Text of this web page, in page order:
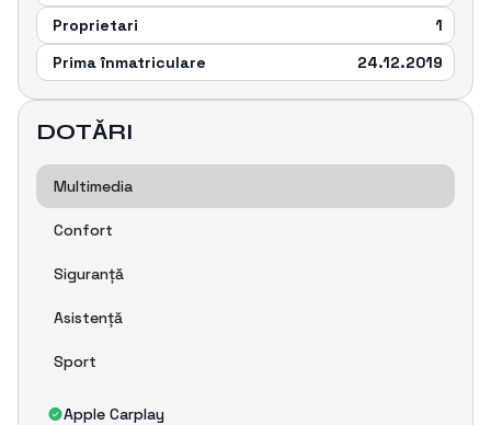
Proprietari
1
Prima înmatriculare
24.12.2019
DOTǍRI
Multimedia
Confort
Siguranțǎ
Asistențǎ
Sport
Apple Carplay